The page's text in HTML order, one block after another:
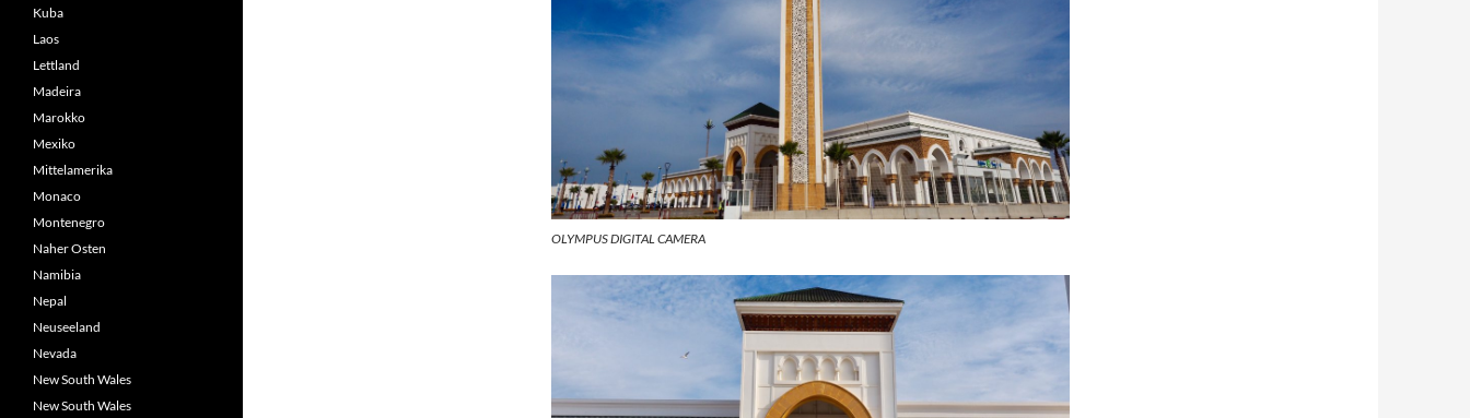
OLYMPUS DIGITAL CAMERA
Kuba
Laos
Lettland
Madeira
Marokko
Mexiko
Mittelamerika
Monaco
Montenegro
Naher Osten
Namibia
Nepal
Neuseeland
Nevada
New South Wales
New South Wales